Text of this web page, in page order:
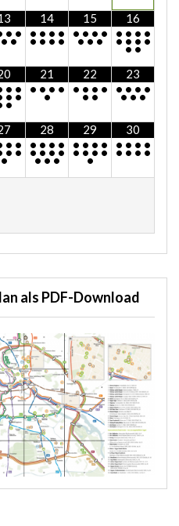
• •
••
14
• • • •
• • • •
15
• • • •
•••
16
• • • •
• • • •
• •
• •
• •
•
21
• • • •
•
22
• • • •
• •
23
• • • •
•••
• •
• •
•
28
• • • •
• • • •
•••
29
• • • •
• • • •
•
30
• • • •
• • • •
als PDF-Download